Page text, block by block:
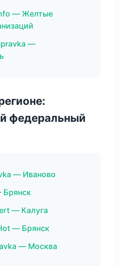
— Желтые
—
федеральный
— Иваново
Брянск
— Калуга
— Брянск
— Москва